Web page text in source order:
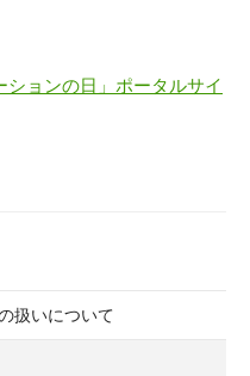
ョンの日」ポータルサイ
扱いについて